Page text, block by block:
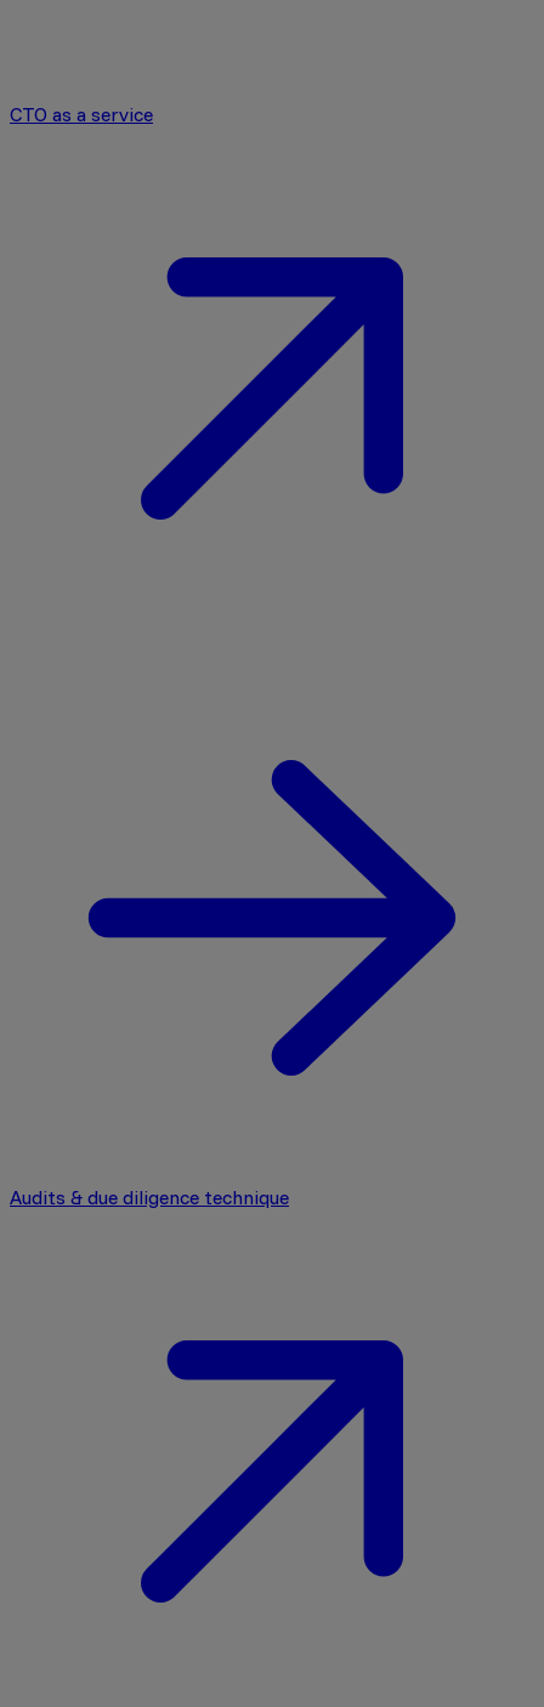
CTO as a service
Audits & due diligence technique